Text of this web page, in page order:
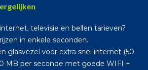
televisie en bellen tarieven?
in enkele seconden.
glasvezel voor extra snel internet (50
MB per seconde met goede WIFI +